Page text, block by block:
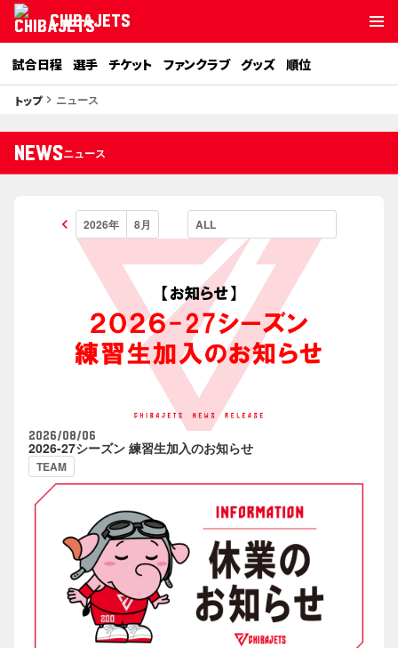
CHIBAJETS
試合日程 選手 チケット ファンクラブ グッズ 順位
トップkeyboard_arrow_right ニュース
NEWSニュース
keyboard_arrow_left
2026/08/06
2026-27シーズン 練習生加入のお知らせ
TEAM